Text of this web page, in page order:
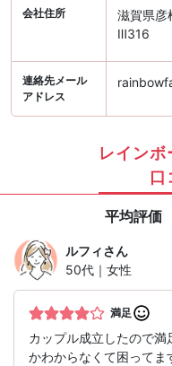
会社住所
滋賀県
Ⅲ316
連絡先メール
アドレス
レイン
口
平均評価
ルフィさん
50代｜女性
満足
カップル成立したので
かわからなくて困ってま